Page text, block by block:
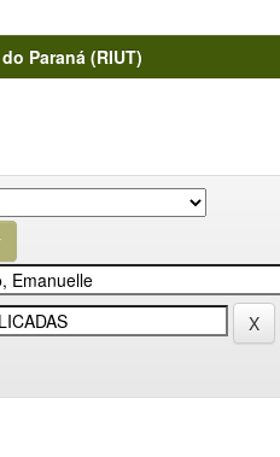
Paraná (RIUT)